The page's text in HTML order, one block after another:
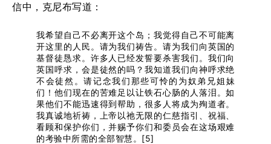
信中，克尼布写道：
我希望自己不必离开这个岛；我觉得自己不可能离
开这里的人民。请为我们祷告。请为我们向英国的
基督徒恳求。许多人已经发誓要杀害我们。我们向
英国呼求，会是徒然的吗？我知道我们向神呼求绝
不会徒然。请记念我们那些可怜的为奴弟兄姐妹
们！他们现在的苦难足以让铁石心肠的人落泪。如
果他们不能迅速得到帮助，很多人将成为殉道者。
我真诚地祈祷，上帝以祂无限的仁慈指引、祝福、
看顾和保护你们，并赐予你们和委员会在这场艰难
的考验中所需的全部智慧。[5]